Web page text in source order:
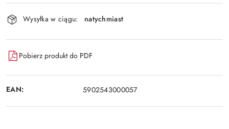
Dostępność
i
dostawa
Wysyłka w ciągu: natychmiast
Pobierz produkt do PDF
EAN: 5902543000057